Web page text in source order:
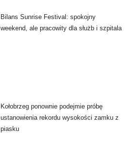
Bilans Sunrise Festival: spokojny
weekend, ale pracowity dla służb i szpitala
Kołobrzeg ponownie podejmie próbę
ustanowienia rekordu wysokości zamku z
piasku